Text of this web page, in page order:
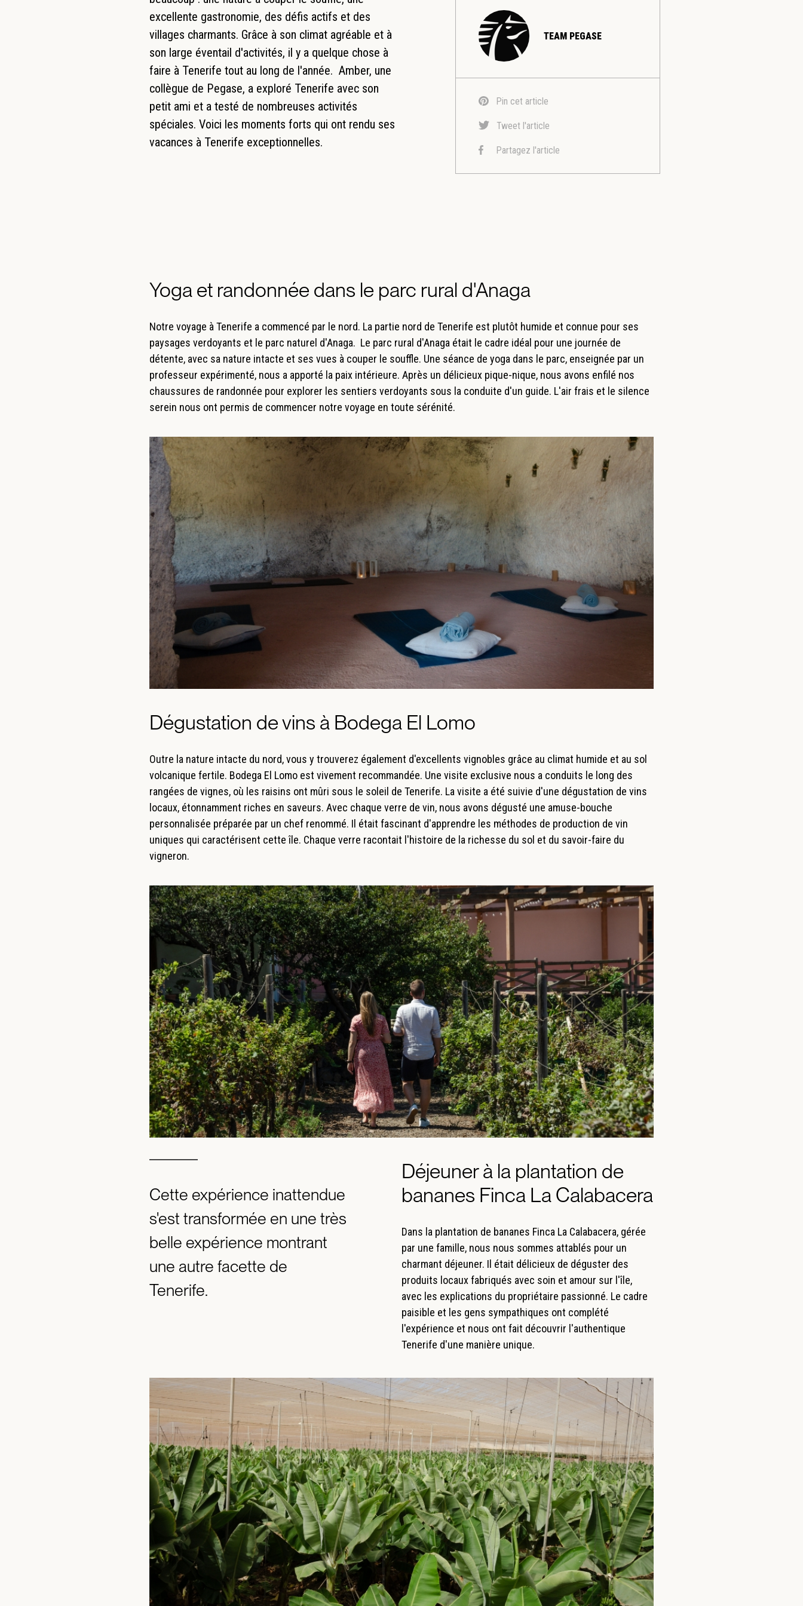
TEAM PEGASE
Pin cet article
Tweet l'article
Partagez l'article
excellente gastronomie, des défis actifs et des
villages charmants. Grâce à son climat agréable et à
son large éventail d'activités, il y a quelque chose à
faire à Tenerife tout au long de l'année. Amber, une
collègue de Pegase, a exploré Tenerife avec son
petit ami et a testé de nombreuses activités
spéciales. Voici les moments forts qui ont rendu ses
vacances à Tenerife exceptionnelles.
Yoga et randonnée dans le parc rural d'Anaga
Notre voyage à Tenerife a commencé par le nord. La partie nord de Tenerife est plutôt humide et connue pour ses
paysages verdoyants et le parc naturel d'Anaga. Le parc rural d'Anaga était le cadre idéal pour une journée de
détente, avec sa nature intacte et ses vues à couper le souffle. Une séance de yoga dans le parc, enseignée par un
professeur expérimenté, nous a apporté la paix intérieure. Après un délicieux pique-nique, nous avons enfilé nos
chaussures de randonnée pour explorer les sentiers verdoyants sous la conduite d'un guide. L'air frais et le silence
serein nous ont permis de commencer notre voyage en toute sérénité.
Dégustation de vins à Bodega El Lomo
Outre la nature intacte du nord, vous y trouverez également d'excellents vignobles grâce au climat humide et au sol
volcanique fertile. Bodega El Lomo est vivement recommandée. Une visite exclusive nous a conduits le long des
rangées de vignes, où les raisins ont mûri sous le soleil de Tenerife. La visite a été suivie d'une dégustation de vins
locaux, étonnamment riches en saveurs. Avec chaque verre de vin, nous avons dégusté une amuse-bouche
personnalisée préparée par un chef renommé. Il était fascinant d'apprendre les méthodes de production de vin
uniques qui caractérisent cette île. Chaque verre racontait l'histoire de la richesse du sol et du savoir-faire du
vigneron.
Cette expérience inattendue
s'est transformée en une très
belle expérience montrant
une autre facette de
Tenerife.
Déjeuner à la plantation de
bananes Finca La Calabacera
Dans la plantation de bananes Finca La Calabacera, gérée
par une famille, nous nous sommes attablés pour un
charmant déjeuner. Il était délicieux de déguster des
produits locaux fabriqués avec soin et amour sur l'île,
avec les explications du propriétaire passionné. Le cadre
paisible et les gens sympathiques ont complété
l'expérience et nous ont fait découvrir l'authentique
Tenerife d'une manière unique.